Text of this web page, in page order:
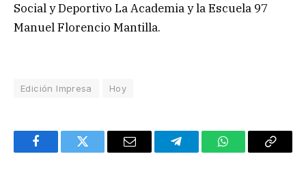
Social y Deportivo La Academia y la Escuela 97
Manuel Florencio Mantilla.
Edición Impresa Hoy
FacebookTwitter Email TelegramWhatsAppCopy